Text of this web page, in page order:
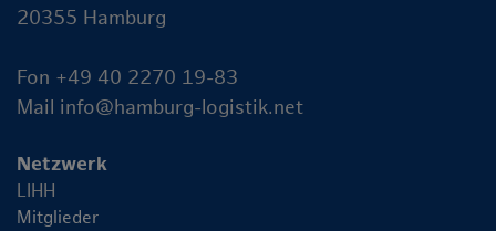
20355 Hamburg
Fon +49 40 2270 19-83
Mail info@hamburg-logistik.net
Netzwerk
LIHH
Mitglieder